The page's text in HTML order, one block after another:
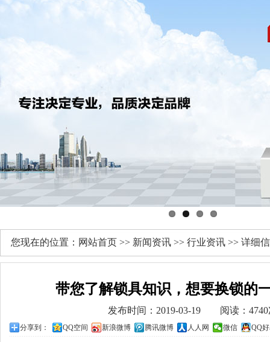
您现在的位置： 网站首页 >> 新闻资讯 >> 行业资讯 >> 详细
带您了解锁具知识，想要换锁的
发布时间：2019-03-19 阅读：4740
分享到： QQ空间 新浪微博 腾讯微博 人人网 微信 QQ